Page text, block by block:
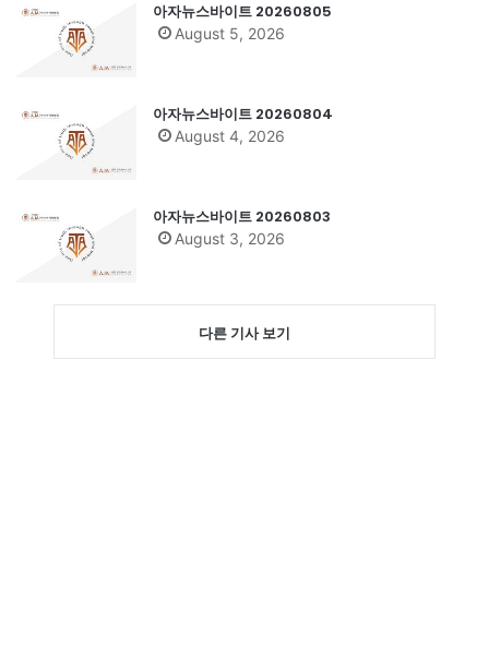
아자뉴스바이트 20260805
August 5, 2026
아자뉴스바이트 20260804
August 4, 2026
아자뉴스바이트 20260803
August 3, 2026
다른 기사 보기